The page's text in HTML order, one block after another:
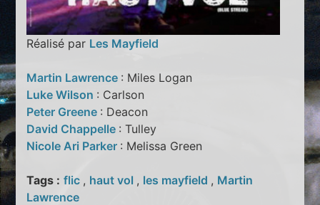
Réalisé par Les Mayfield
Martin Lawrence : Miles Logan
Luke Wilson : Carlson
Peter Greene : Deacon
David Chappelle : Tulley
Nicole Ari Parker : Melissa Green
Tags : flic , haut vol , les mayfield , Martin
Lawrence